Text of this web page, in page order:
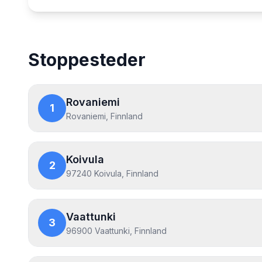
Stoppesteder
1 Rovaniemi
Rovaniemi, Finnland
2 Koivula
97240 Koivula, Finnland
3 Vaattunki
96900 Vaattunki, Finnland